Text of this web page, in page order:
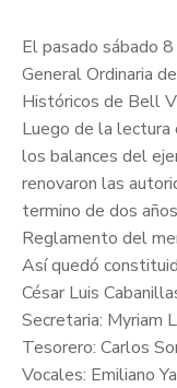
El pasado sábado
General Ordinaria
Históricos de Bell
Luego de la lectura
los balances del
renovaron las
termino de dos
Reglamento del
Así quedó
César Luis
Secretaria: Myriam
Tesorero: Carlos
Vocales: Emiliano